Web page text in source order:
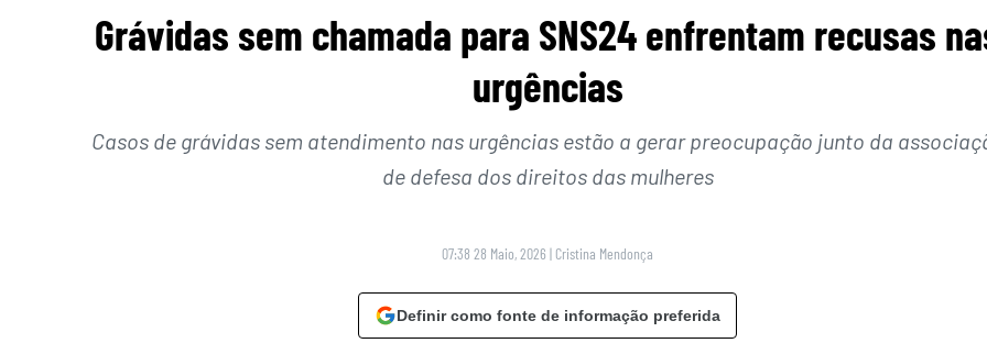
Grávidas sem chamada para SNS24 enfrentam recusas
urgências
Casos de grávidas sem atendimento nas urgências estão a gerar preocupação junto da
de defesa dos direitos das mulheres
07:38 28 Maio, 2026 | Cristina Mendonça
Definir como fonte de informação preferida